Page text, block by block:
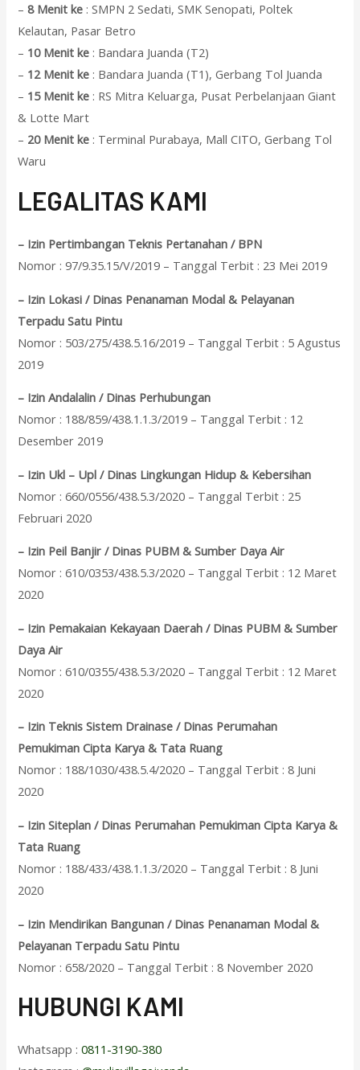
–8 Menit ke : SMPN 2 Sedati, SMK Senopati, Poltek
Kelautan, Pasar Betro
– 10 Menit ke : Bandara Juanda (T2)
– 12 Menit ke : Bandara Juanda (T1), Gerbang Tol Juanda
– 15 Menit ke : RS Mitra Keluarga, Pusat Perbelanjaan Giant
& Lotte Mart
– 20 Menit ke : Terminal Purabaya, Mall CITO, Gerbang Tol
Waru
LEGALITAS KAMI
– Izin Pertimbangan Teknis Pertanahan / BPN
Nomor : 97/9.35.15/V/2019 – Tanggal Terbit : 23 Mei 2019
– Izin Lokasi / Dinas Penanaman Modal & Pelayanan
Terpadu Satu Pintu
Nomor : 503/275/438.5.16/2019 – Tanggal Terbit : 5 Agustus
2019
– Izin Andalalin / Dinas Perhubungan
Nomor : 188/859/438.1.1.3/2019 – Tanggal Terbit : 12
Desember 2019
– Izin Ukl – Upl / Dinas Lingkungan Hidup & Kebersihan
Nomor : 660/0556/438.5.3/2020 – Tanggal Terbit : 25
Februari 2020
– Izin Peil Banjir / Dinas PUBM & Sumber Daya Air
Nomor : 610/0353/438.5.3/2020 – Tanggal Terbit : 12 Maret
2020
– Izin Pemakaian Kekayaan Daerah / Dinas PUBM & Sumber
Daya Air
Nomor : 610/0355/438.5.3/2020 – Tanggal Terbit : 12 Maret
2020
– Izin Teknis Sistem Drainase / Dinas Perumahan
Pemukiman Cipta Karya & Tata Ruang
Nomor : 188/1030/438.5.4/2020 – Tanggal Terbit : 8 Juni
2020
– Izin Siteplan / Dinas Perumahan Pemukiman Cipta Karya &
Tata Ruang
Nomor : 188/433/438.1.1.3/2020 – Tanggal Terbit : 8 Juni
2020
– Izin Mendirikan Bangunan / Dinas Penanaman Modal &
Pelayanan Terpadu Satu Pintu
Nomor : 658/2020 – Tanggal Terbit : 8 November 2020
HUBUNGI KAMI
Whatsapp :0811-3190-380